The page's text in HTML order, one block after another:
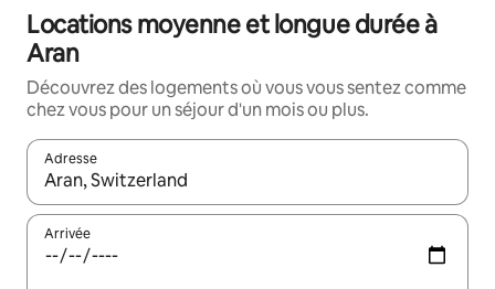
Locations moyenne et longue durée à
Aran
Découvrez des logements où vous vous sentez comme
chez vous pour un séjour d'un mois ou plus.
Adresse
Lorsque les résultats s'affichent, utilisez les flèches vers le
Arrivée